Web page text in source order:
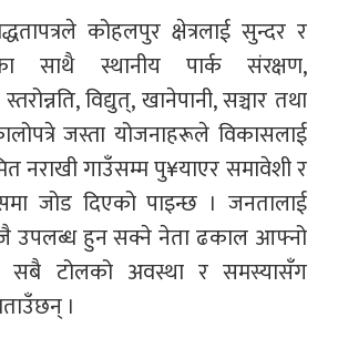
कोहलपुर क्षेत्रलाई सुन्दर र
साथै स्थानीय पार्क संरक्षण,
विद्युत्, खानेपानी, सञ्चार तथा
जस्ता योजनाहरूले विकासलाई
नराखी गाउँसम्म पु¥याएर समावेशी र
जोड दिएको पाइन्छ । जनतालाई
उपलब्ध हुन सक्ने नेता ढकाल आफ्नो
सबै टोलको अवस्था र समस्यासँग
।